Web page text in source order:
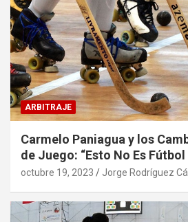
ARBITRAJE
Carmelo Paniagua y los
de Juego: “Esto No Es
octubre 19, 2023 Jorge Rodríguez